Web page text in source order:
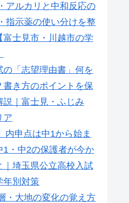
アルカリと中和反応の
指示薬の使い分けを整
富士見市・川越市の学
の「志望理由書」何を
書き方のポイントを保
説｜富士見・ふじみ
ア
内申点は中1から始ま
1・中2の保護者が今か
｜埼玉県公立高校入試
年別対策
・大地の変化の覚え方